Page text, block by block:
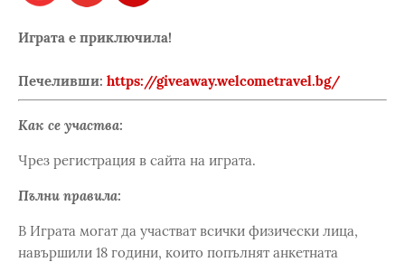
Играта е приключила!
Печеливши: https://giveaway.welcometravel.bg/
Как се участва:
Чрез регистрация в сайта на играта.
Пълни правила:
В Играта могат да участват всички физически лица,
навършили 18 години, които попълнят анкетната